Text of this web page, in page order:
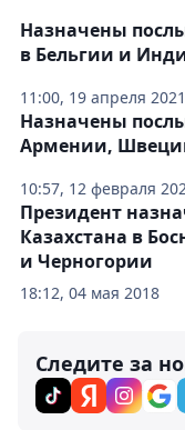
11:00, 19 апреля 2021
Назначены
в Бельгии и
10:57, 12 февраля
Назначены
Армении,
18:12, 04 мая 2018
Президент
Казахстана в
и Черногории
Следите за